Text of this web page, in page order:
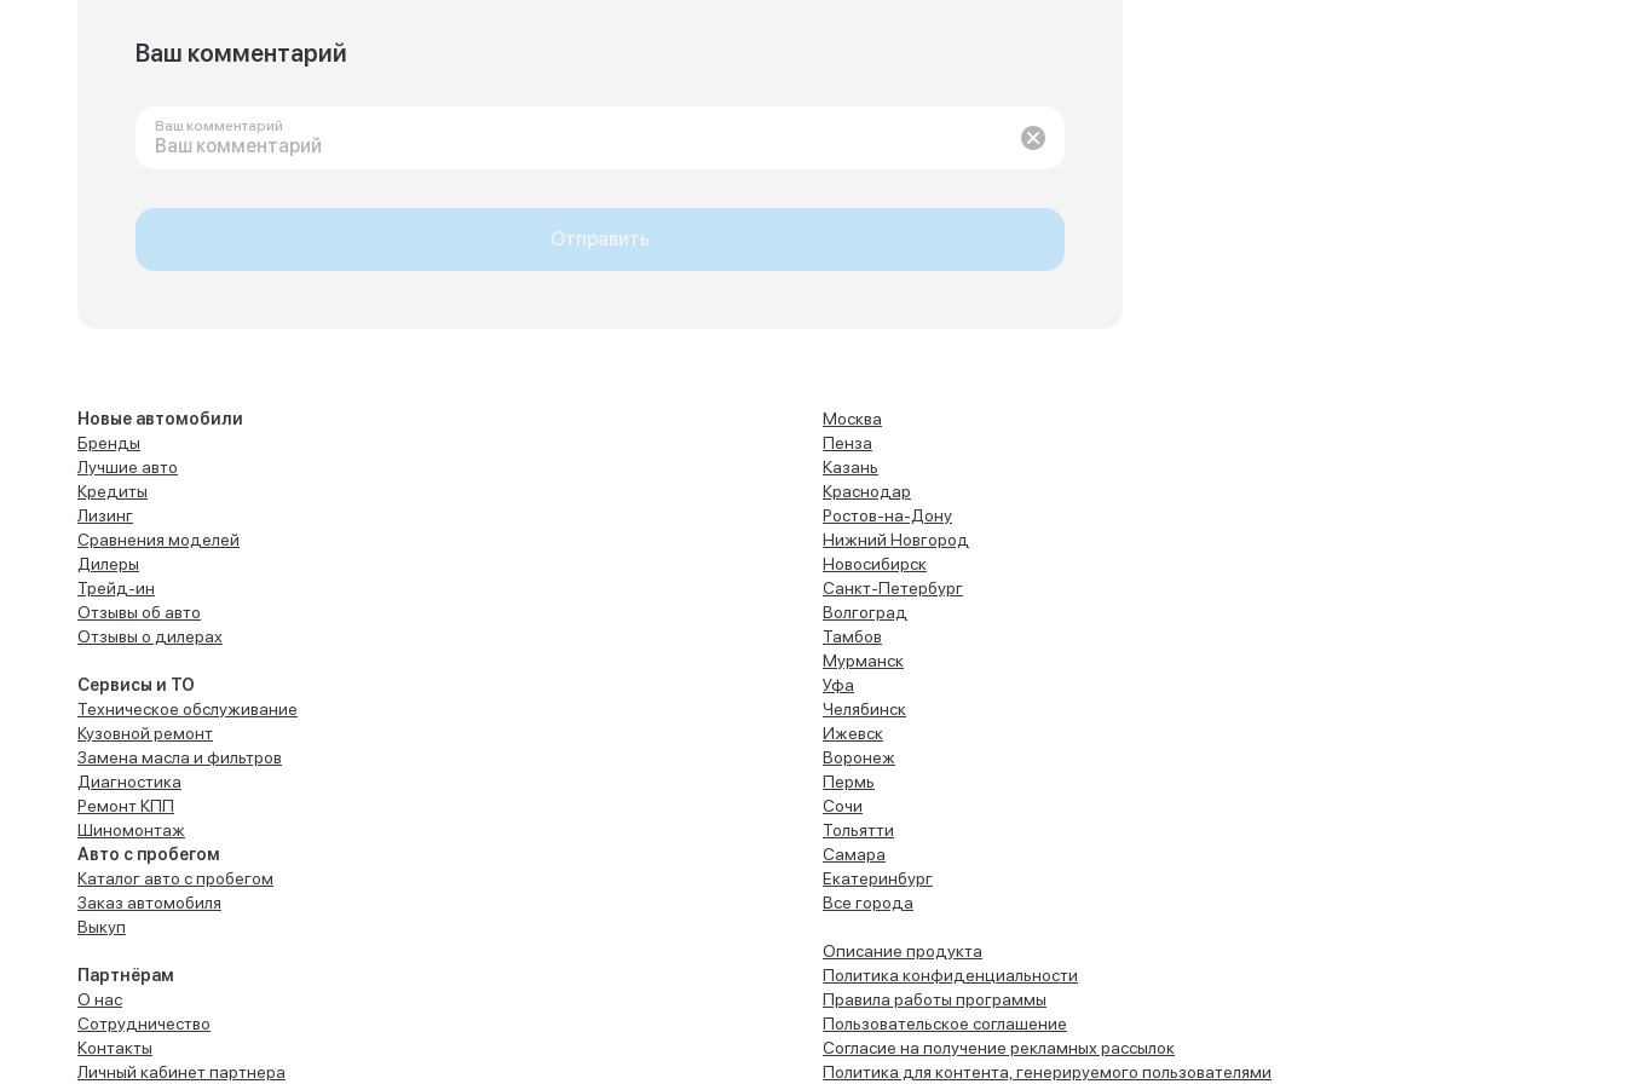
Ваш комментарий
Ваш комментарий
Отправить
Новые автомобили
Бренды
Лучшие авто
Кредиты
Лизинг
Сравнения моделей
Дилеры
Трейд-ин
Отзывы об авто
Отзывы о дилерах
Сервисы и ТО
Техническое обслуживание
Кузовной ремонт
Замена масла и фильтров
Диагностика
Ремонт КПП
Шиномонтаж
Авто с пробегом
Каталог авто с пробегом
Заказ автомобиля
Выкуп
Партнёрам
О нас
Сотрудничество
Контакты
Личный кабинет партнера
Москва
Пенза
Казань
Краснодар
Ростов-на-Дону
Нижний Новгород
Новосибирск
Санкт-Петербург
Волгоград
Тамбов
Мурманск
Уфа
Челябинск
Ижевск
Воронеж
Пермь
Сочи
Тольятти
Самара
Екатеринбург
Все города
Описание продукта
Политика конфиденциальности
Правила работы программы
Пользовательское соглашение
Согласие на получение рекламных рассылок
Политика для контента, генерируемого пользователями